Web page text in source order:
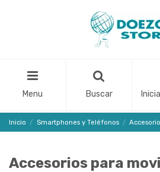
Menu Buscar
Inicio Smartphones y Teléfonos
Accesorios para